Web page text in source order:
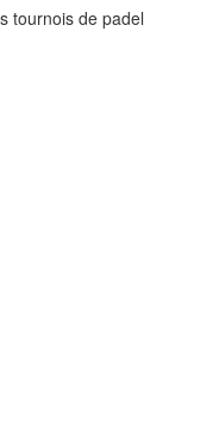
tournois de padel